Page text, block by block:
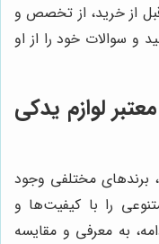
از خرید، از تخصص و
و سوالات خود را از او
لوازم یدکی
برندهای مختلفی وجود
را با کیفیت‌ها و
به معرفی و مقایسه